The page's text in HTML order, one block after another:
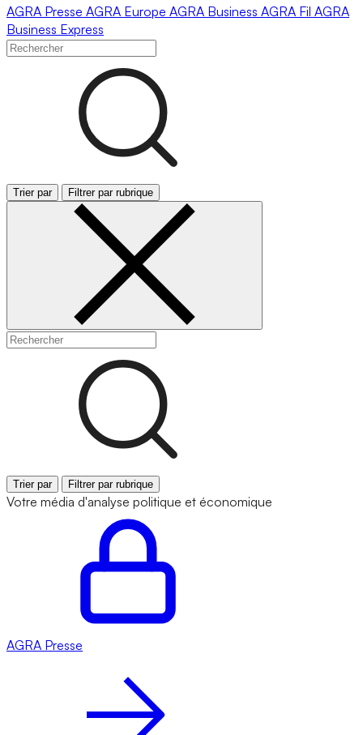
AGRA Presse AGRA Europe AGRA Business AGRA Fil AGRA
Business Express
Trier par Filtrer par rubrique
Trier par Filtrer par rubrique
Votre média d'analyse politique et économique
AGRA Presse